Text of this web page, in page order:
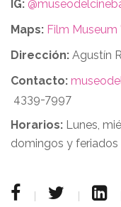
IG:
Maps: Film Museum
Dirección: Agustín
Contacto:
4339-7997
Horarios: Lunes,
domingos y feriados